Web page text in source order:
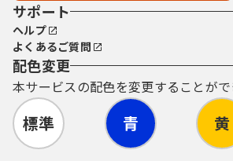
サポート
ヘルプ
よくあるご質問
配色変更
本サービスの配色を変更することがで
標準 青 黄